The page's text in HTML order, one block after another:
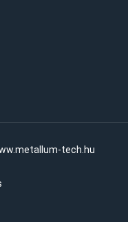
tech.hu